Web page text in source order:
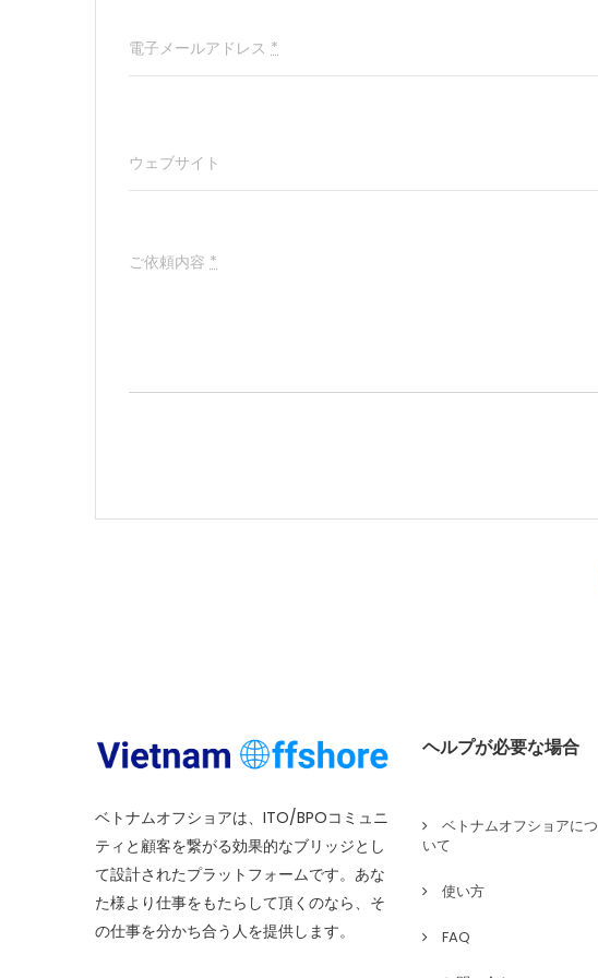
電子メールアドレス *
ウェブサイト
ご依頼内容 *
ベトナムオフショアは、ITO/BPOコミュニ
ティと顧客を繋がる効果的なブリッジとし
て設計されたプラットフォームです。あな
た様より仕事をもたらして頂くのなら、そ
の仕事を分かち合う人を提供します。
ヘルプが必要な場合
ベトナムオフショアにつ
いて
使い方
FAQ